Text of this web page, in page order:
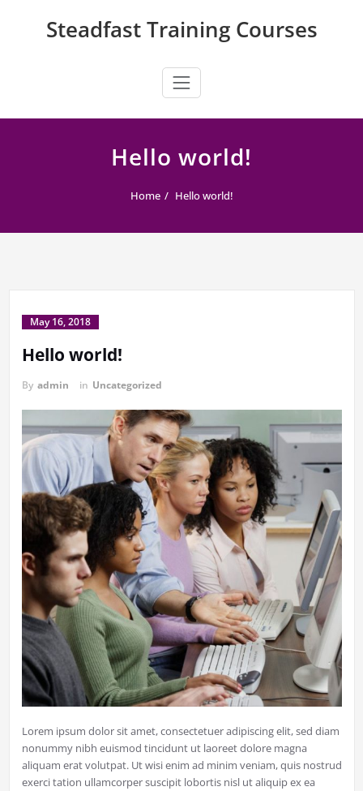
Steadfast Training Courses
Hello world!
Home Hello world!
May 16, 2018
Hello world!
By admin in Uncategorized
Lorem ipsum dolor sit amet, consectetuer adipiscing elit, sed diam
nonummy nibh euismod tincidunt ut laoreet dolore magna
aliquam erat volutpat. Ut wisi enim ad minim veniam, quis nostrud
exerci tation ullamcorper suscipit lobortis nisl ut aliquip ex ea